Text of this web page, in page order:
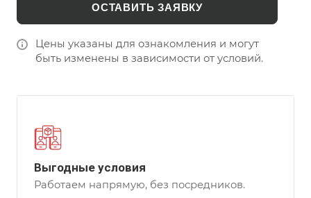
ОСТАВИТЬ ЗАЯВКУ
Цены указаны для ознакомления и могут
быть изменены в зависимости от условий.
Выгодные условия
Работаем напрямую, без посредников.